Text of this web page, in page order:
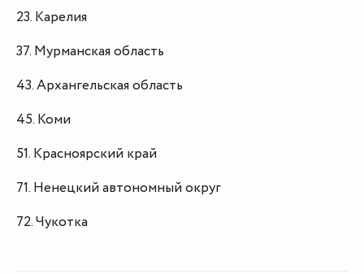
23. Карелия
37. Мурманская область
43. Архангельская область
45. Коми
51. Красноярский край
71. Ненецкий автономный округ
72. Чукотка